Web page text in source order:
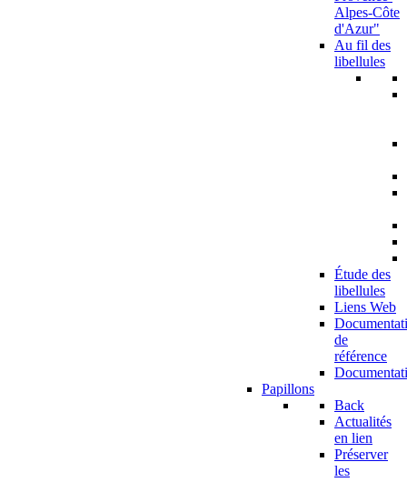
Alpes-Côte
d'Azur"
Au fil des
libellules
Étude des
libellules
Liens Web
de
référence
Papillons
Back
Actualités
en lien
Préserver
les